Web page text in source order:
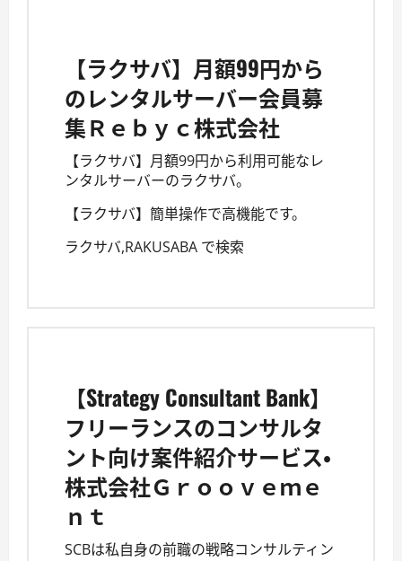
【ラクサバ】月額99円から
のレンタルサーバー会員募
集Ｒｅｂｙｃ株式会社
【ラクサバ】月額99円から利用可能なレ
ンタルサーバーのラクサバ。
【ラクサバ】簡単操作で高機能です。
ラクサバ,RAKUSABA で検索
【Strategy Consultant Bank】
フリーランスのコンサルタ
ント向け案件紹介サービス・
株式会社Ｇｒｏｏｖｅｍｅ
ｎｔ
SCBは私自身の前職の戦略コンサルティン